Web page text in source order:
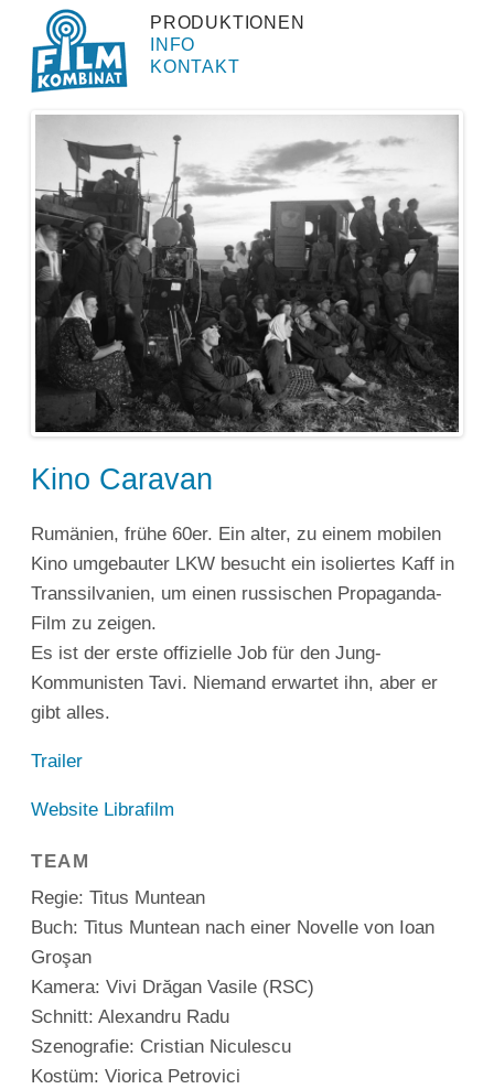
PRODUKTIONEN
INFO
KONTAKT
Kino Caravan
Rumänien, frühe 60er. Ein alter, zu einem mobilen
Kino umgebauter LKW besucht ein isoliertes Kaff in
Transsilvanien, um einen russischen Propaganda-
Film zu zeigen.
Es ist der erste offizielle Job für den Jung-
Kommunisten Tavi. Niemand erwartet ihn, aber er
gibt alles.
Trailer
Website Librafilm
TEAM
Regie: Titus Muntean
Buch: Titus Muntean nach einer Novelle von Ioan
Groşan
Kamera: Vivi Drăgan Vasile (RSC)
Schnitt: Alexandru Radu
Szenografie: Cristian Niculescu
Kostüm: Viorica Petrovici